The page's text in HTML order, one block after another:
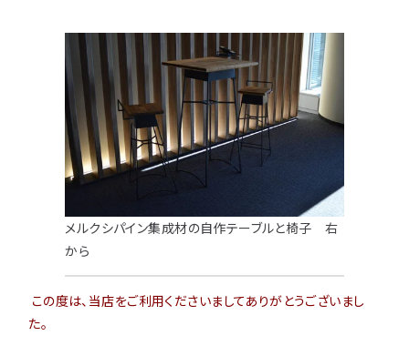
メルクシパイン集成材の自作テーブルと椅子 右
から
この度は、当店をご利用くださいましてありがとうございまし
た。